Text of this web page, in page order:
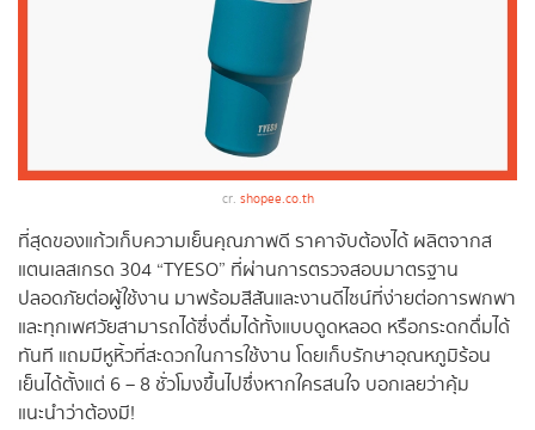
cr. shopee.co.th
ที่สุดของแก้วเก็บความเย็นคุณภาพดี ราคาจับต้องได้ ผลิตจากส
แตนเลสเกรด 304 “TYESO” ที่ผ่านการตรวจสอบมาตรฐาน
ปลอดภัยต่อผู้ใช้งาน มาพร้อมสีสันและงานดีไซน์ที่ง่ายต่อการพกพา
และทุกเพศวัยสามารถได้ซึ่งดื่มได้ทั้งแบบดูดหลอด หรือกระดกดื่มได้
ทันที แถมมีหูหิ้วที่สะดวกในการใช้งาน โดยเก็บรักษาอุณหภูมิร้อน
เย็นได้ตั้งแต่ 6 – 8 ชั่วโมงขึ้นไปซึ่งหากใครสนใจ บอกเลยว่าคุ้ม
แนะนำว่าต้องมี!